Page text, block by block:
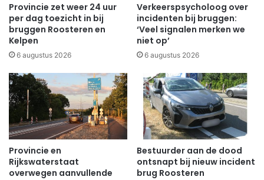
Provincie zet weer 24 uur
per dag toezicht in bij
bruggen Roosteren en
Kelpen
6 augustus 2026
Verkeerspsycholoog over
incidenten bij bruggen:
‘Veel signalen merken we
niet op’
6 augustus 2026
Provincie en
Rijkswaterstaat
overwegen aanvullende
Bestuurder aan de dood
ontsnapt bij nieuw incident
brug Roosteren